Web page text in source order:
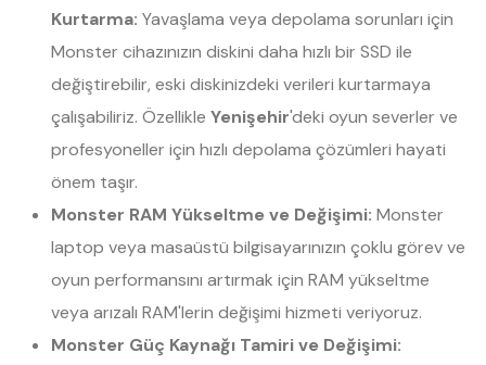
Kurtarma: Yavaşlama veya depolama sorunları için
Monster cihazınızın diskini daha hızlı bir SSD ile
değiştirebilir, eski diskinizdeki verileri kurtarmaya
çalışabiliriz. Özellikle Yenişehir'deki oyun severler ve
profesyoneller için hızlı depolama çözümleri hayati
önem taşır.
Monster RAM Yükseltme ve Değişimi: Monster
laptop veya masaüstü bilgisayarınızın çoklu görev ve
oyun performansını artırmak için RAM yükseltme
veya arızalı RAM'lerin değişimi hizmeti veriyoruz.
Monster Güç Kaynağı Tamiri ve Değişimi: